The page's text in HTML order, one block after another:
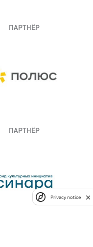
ПАРТНЁР
ПАРТНЁР
Privacy notice